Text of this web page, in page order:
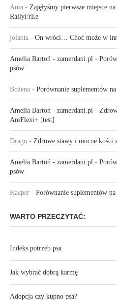
Ania - Zajęłyśmy pierwsze miejsce
RallyFrEe
jolanta - On wróci… Choć może w
Amelia Bartoń - zamerdani.pl -
psów
Bożena - Porównanie suplementów
Amelia Bartoń - zamerdani.pl -
AniFlexi+ [test]
Drago - Zdrowe stawy i mocne kości
Amelia Bartoń - zamerdani.pl -
psów
Kacper - Porównanie suplementów
WARTO PRZECZYTAĆ:
Indeks potrzeb psa
Jak wybrać dobrą karmę
Adopcja czy kupno psa?